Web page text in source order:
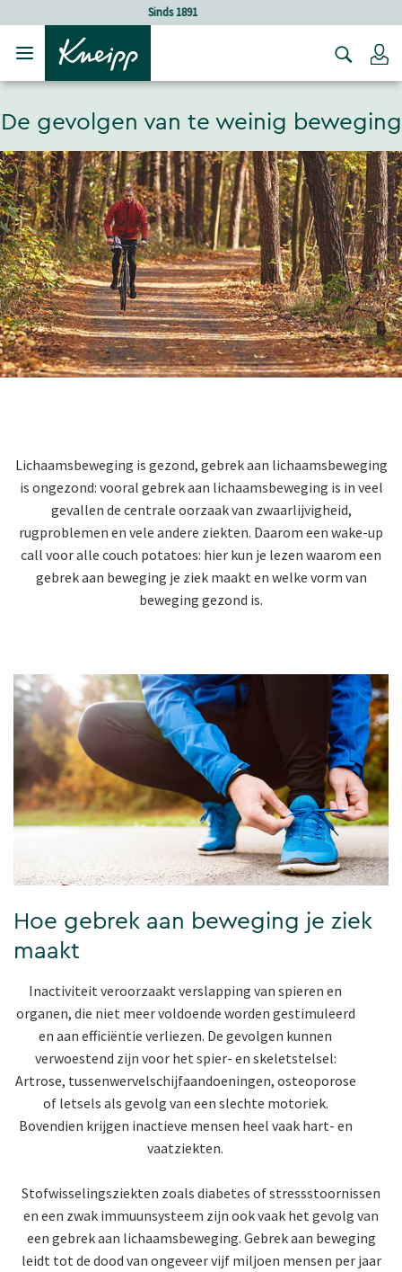
Verder gaan naar hoofdinhoud.
Verder gaan naar de footerHolistische verzorging
De gevolgen van te weinig beweging
Lichaamsbeweging is gezond, gebrek aan lichaamsbeweging
is ongezond: vooral gebrek aan lichaamsbeweging is in veel
gevallen de centrale oorzaak van zwaarlijvigheid,
rugproblemen en vele andere ziekten. Daarom een wake-up
call voor alle couch potatoes: hier kun je lezen waarom een
gebrek aan beweging je ziek maakt en welke vorm van
beweging gezond is.
Hoe gebrek aan beweging je ziek
maakt
Inactiviteit veroorzaakt verslapping van spieren en
organen, die niet meer voldoende worden gestimuleerd
en aan efficiëntie verliezen. De gevolgen kunnen
verwoestend zijn voor het spier- en skeletstelsel:
Artrose, tussenwervelschijfaandoeningen, osteoporose
of letsels als gevolg van een slechte motoriek.
Bovendien krijgen inactieve mensen heel vaak hart- en
vaatziekten.
Stofwisselingsziekten zoals diabetes of stressstoornissen
en een zwak immuunsysteem zijn ook vaak het gevolg van
een gebrek aan lichaamsbeweging. Gebrek aan beweging
leidt tot de dood van ongeveer vijf miljoen mensen per jaar